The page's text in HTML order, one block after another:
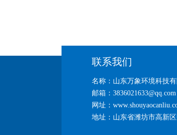
联系我们
名称：山东万象环境科技有
邮箱：3836021633@qq.com
网址：
地址：山东省潍坊市高新